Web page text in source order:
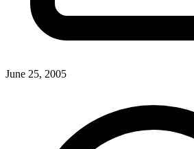
June 25, 2005